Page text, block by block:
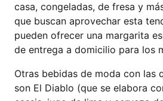
casa, congeladas, de fresa y
que buscan aprovechar esta
pueden ofrecer una margarita
de entrega a domicilio para los
Otras bebidas de moda con las
son El Diablo (que se elabora